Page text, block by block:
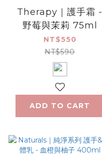
Therapy｜護手霜 -
野莓與茉莉 75ml
NT$550
NT$590
ADD TO CART